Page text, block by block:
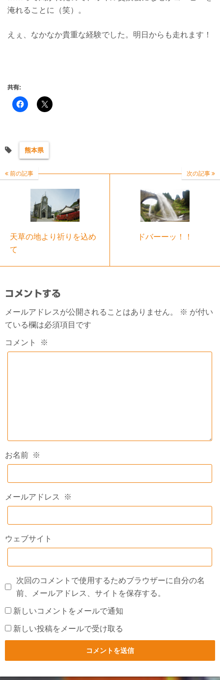
淹れることに（笑）。
えぇ、なかなか貴重な経験でした。明日からも走れます！
共有:
熊本県
前の記事
天草の地より祈りを込め
て
次の記事
ドバーーッ！！
コメントする
メールアドレスが公開されることはありません。 ※ が付い
ている欄は必須項目です
コメント ※
お名前 ※
メールアドレス ※
ウェブサイト
次回のコメントで使用するためブラウザーに自分の名
前、メールアドレス、サイトを保存する。
新しいコメントをメールで通知
新しい投稿をメールで受け取る